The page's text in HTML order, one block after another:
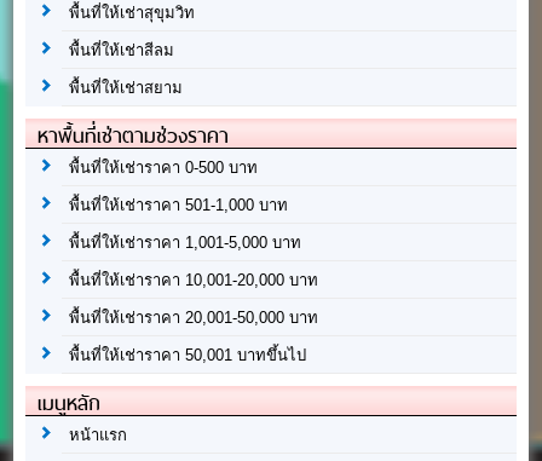
พื้นที่ให้เช่าสุขุมวิท
พื้นที่ให้เช่าสีลม
พื้นที่ให้เช่าสยาม
หาพื้นที่เช่าตามช่วงราคา
พื้นที่ให้เช่าราคา 0-500 บาท
พื้นที่ให้เช่าราคา 501-1,000 บาท
พื้นที่ให้เช่าราคา 1,001-5,000 บาท
พื้นที่ให้เช่าราคา 10,001-20,000 บาท
พื้นที่ให้เช่าราคา 20,001-50,000 บาท
พื้นที่ให้เช่าราคา 50,001 บาทขึ้นไป
เมนูหลัก
หน้าแรก